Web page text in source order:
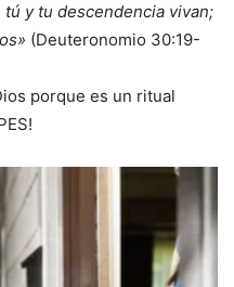
y tu descendencia vivan;
(Deuteronomio 30:19-
porque es un ritual